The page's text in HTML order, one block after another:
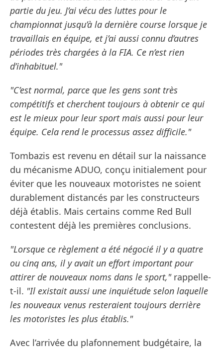
partie du jeu. J’ai vécu des luttes pour le
championnat jusqu’à la dernière course lorsque je
travaillais en équipe, et j’ai aussi connu d’autres
périodes très chargées à la FIA. Ce n’est rien
d’inhabituel."
"C’est normal, parce que les gens sont très
compétitifs et cherchent toujours à obtenir ce qui
est le mieux pour leur sport mais aussi pour leur
équipe. Cela rend le processus assez difficile."
Tombazis est revenu en détail sur la naissance
du mécanisme ADUO, conçu initialement pour
éviter que les nouveaux motoristes ne soient
durablement distancés par les constructeurs
déjà établis. Mais certains comme Red Bull
contestent déjà les premières conclusions.
"Lorsque ce règlement a été négocié il y a quatre
ou cinq ans, il y avait un effort important pour
attirer de nouveaux noms dans le sport,"rappelle-
t-il. "Il existait aussi une inquiétude selon laquelle
les nouveaux venus resteraient toujours derrière
les motoristes les plus établis."
Avec l’arrivée du plafonnement budgétaire, la